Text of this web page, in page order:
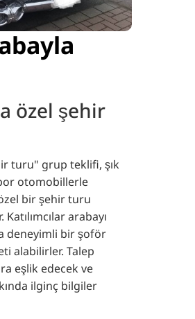
özel şehir
turu" grup teklifi, şık
otomobillerle
bir şehir turu
Katılımcılar arabayı
deneyimli bir şoför
alabilirler. Talep
eşlik edecek ve
ilginç bilgiler